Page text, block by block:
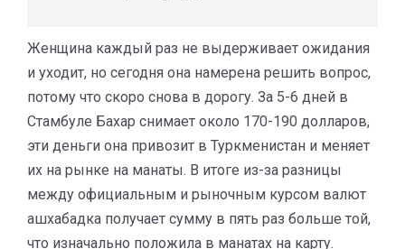
Женщина каждый раз не выдерживает ожидания
и уходит, но сегодня она намерена решить вопрос,
потому что скоро снова в дорогу. За 5-6 дней в
Стамбуле Бахар снимает около 170-190 долларов,
эти деньги она привозит в Туркменистан и меняет
их на рынке на манаты. В итоге из-за разницы
между официальным и рыночным курсом валют
ашхабадка получает сумму в пять раз больше той,
что изначально положила в манатах на карту.